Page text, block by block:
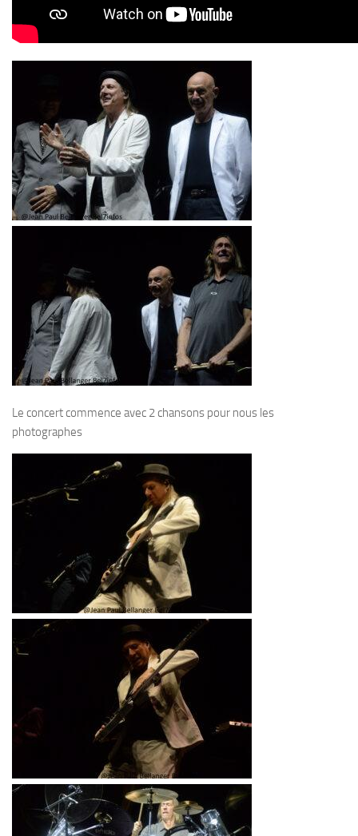
Le concert commence avec 2 chansons pour nous les
photographes